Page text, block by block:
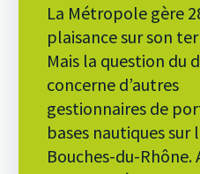
La Métropole gère
plaisance sur son
Mais la question du
concerne d’autres
gestionnaires de
bases nautiques sur
Bouches-du-Rhône.